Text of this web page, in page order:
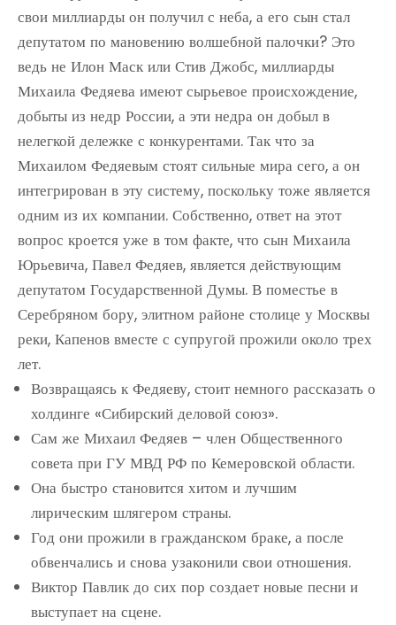
свои миллиарды он получил с неба, а его сын стал
депутатом по мановению волшебной палочки? Это
ведь не Илон Маск или Стив Джобс, миллиарды
Михаила Федяева имеют сырьевое происхождение,
добыты из недр России, а эти недра он добыл в
нелегкой дележке с конкурентами. Так что за
Михаилом Федяевым стоят сильные мира сего, а он
интегрирован в эту систему, поскольку тоже является
одним из их компании. Собственно, ответ на этот
вопрос кроется уже в том факте, что сын Михаила
Юрьевича, Павел Федяев, является действующим
депутатом Государственной Думы. В поместье в
Серебряном бору, элитном районе столице у Москвы
реки, Капенов вместе с супругой прожили около трех
лет.
Возвращаясь к Федяеву, стоит немного рассказать о
холдинге «Сибирский деловой союз».
Сам же Михаил Федяев – член Общественного
совета при ГУ МВД РФ по Кемеровской области.
Она быстро становится хитом и лучшим
лирическим шлягером страны.
Год они прожили в гражданском браке, а после
обвенчались и снова узаконили свои отношения.
Виктор Павлик до сих пор создает новые песни и
выступает на сцене.